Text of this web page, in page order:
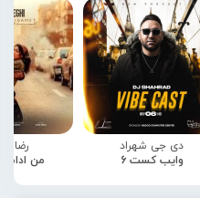
دی جی شهراد
وایب کست 6
رضا
من